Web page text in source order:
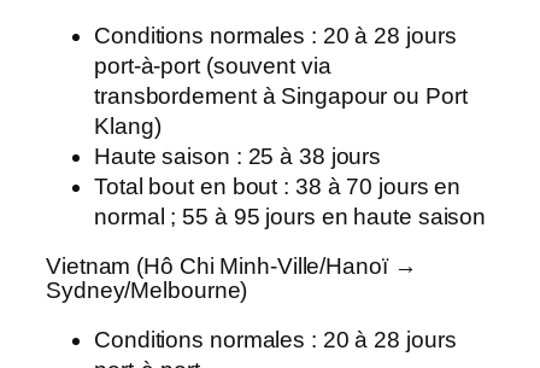
Conditions normales : 20 à 28 jours
port-à-port (souvent via
transbordement à Singapour ou Port
Klang)
Haute saison : 25 à 38 jours
Total bout en bout : 38 à 70 jours en
normal ; 55 à 95 jours en haute saison
Vietnam (Hô Chi Minh-Ville/Hanoï →
Sydney/Melbourne)
Conditions normales : 20 à 28 jours